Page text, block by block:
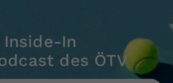
Inside-In
des ÖTV